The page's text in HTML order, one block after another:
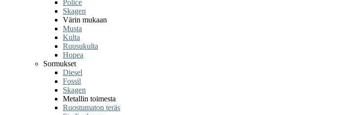
Police
Skagen
Värin mukaan
Musta
Kulta
Ruusukulta
Hopea
Sormukset
Diesel
Fossil
Skagen
Metallin toimesta
Ruostumaton teräs